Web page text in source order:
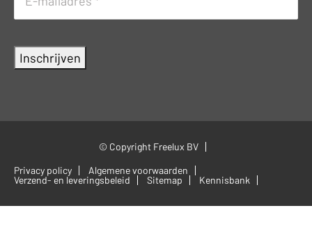
mailadres (Vereist)
Inschrijven
© Copyright Freelux BV
Privacy policy
Algemene voorwaarden
Verzend- en leveringsbeleid
Sitemap Kennisbank